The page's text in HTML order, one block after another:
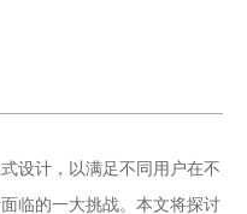
设计，以满足不同用户在不
临的一大挑战。本文将探讨